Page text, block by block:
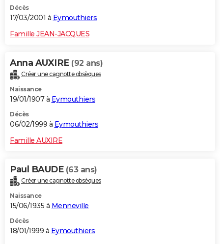
Décès
17/03/2001 à Eymouthiers
Famille JEAN-JACQUES
Anna AUXIRE (92 ans)
Créer une cagnotte obsèques
Naissance
19/01/1907 à Eymouthiers
Décès
06/02/1999 à Eymouthiers
Famille AUXIRE
Paul BAUDE (63 ans)
Créer une cagnotte obsèques
Naissance
15/06/1935 à Menneville
Décès
18/01/1999 à Eymouthiers